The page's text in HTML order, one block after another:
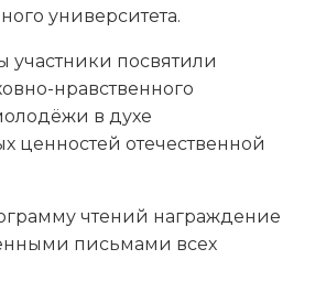
университета.
участники посвятили
нравственного
в духе
ценностей отечественной
чтений награждение
письмами всех